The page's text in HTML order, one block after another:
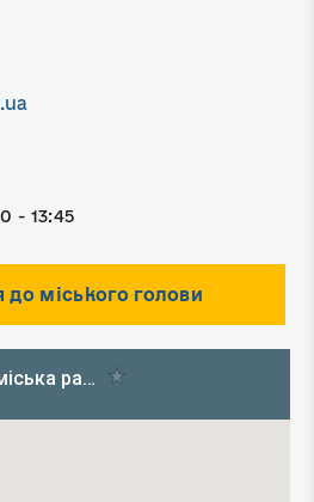
- 13:45
до міського голови